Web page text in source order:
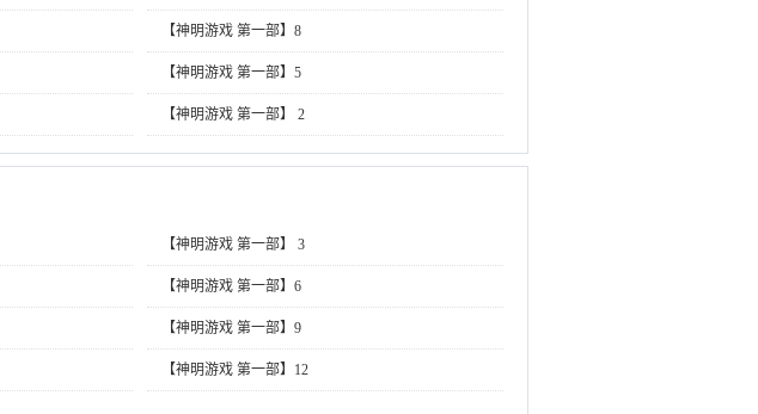
【神明游戏 第一部】8
【神明游戏 第一部】5
【神明游戏 第一部】 2
【神明游戏 第一部】 3
【神明游戏 第一部】6
【神明游戏 第一部】9
【神明游戏 第一部】12